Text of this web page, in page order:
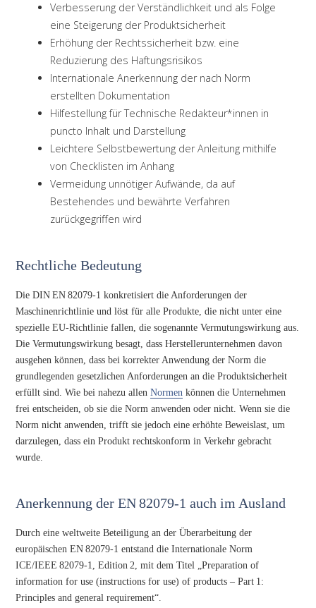
Verbesserung der Verständlichkeit und als Folge
eine Steigerung der Produktsicherheit
Erhöhung der Rechtssicherheit bzw. eine
Reduzierung des Haftungsrisikos
Internationale Anerkennung der nach Norm
erstellten Dokumentation
Hilfestellung für Technische Redakteur*innen in
puncto Inhalt und Darstellung
Leichtere Selbstbewertung der Anleitung mithilfe
von Checklisten im Anhang
Vermeidung unnötiger Aufwände, da auf
Bestehendes und bewährte Verfahren
zurückgegriffen wird
Rechtliche Bedeutung
Die DIN EN 82079-1 konkretisiert die Anforderungen der
Maschinenrichtlinie und löst für alle Produkte, die nicht unter eine
spezielle EU-Richtlinie fallen, die sogenannte Vermutungswirkung aus.
Die Vermutungswirkung besagt, dass Herstellerunternehmen davon
ausgehen können, dass bei korrekter Anwendung der Norm die
grundlegenden gesetzlichen Anforderungen an die Produktsicherheit
erfüllt sind. Wie bei nahezu allenNormen können die Unternehmen
frei entscheiden, ob sie die Norm anwenden oder nicht. Wenn sie die
Norm nicht anwenden, trifft sie jedoch eine erhöhte Beweislast, um
darzulegen, dass ein Produkt rechtskonform in Verkehr gebracht
wurde.
Anerkennung der EN 82079-1 auch im Ausland
Durch eine weltweite Beteiligung an der Überarbeitung der
europäischen EN 82079-1 entstand die Internationale Norm
ICE/IEEE 82079-1, Edition 2, mit dem Titel „Preparation of
information for use (instructions for use) of products – Part 1:
Principles and general requirement“.